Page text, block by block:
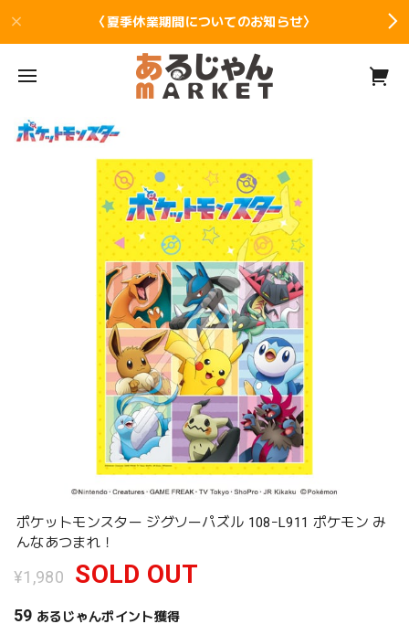
〈夏季休業期間についてのお知らせ〉
ポケットモンスター ジグソーパズル 108ｰL911 ポケモン み
んなあつまれ！
¥1,980 SOLD OUT
59 あるじゃんポイント獲得